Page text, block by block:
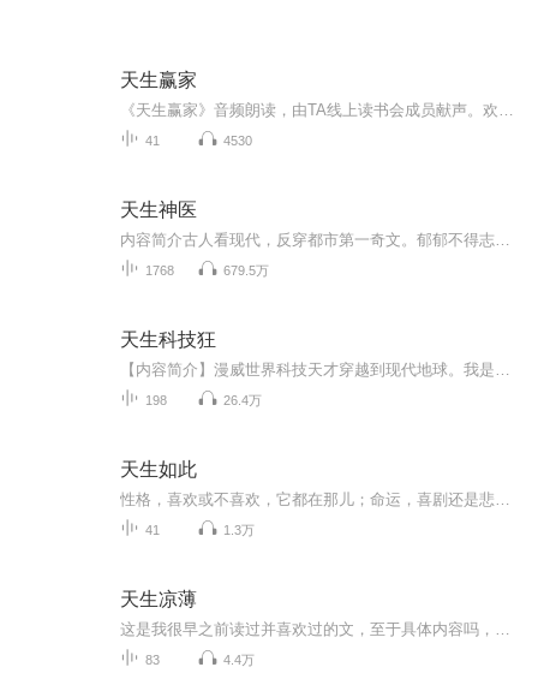
天生赢家
41 4530
天生神医
1768 679.5万
天生科技狂
198 26.4万
天生如此
41 1.3万
天生凉薄
83 4.4万